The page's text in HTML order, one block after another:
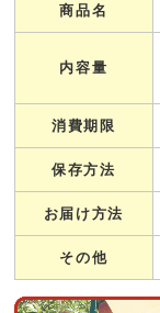
商品名
内容量
消費期限
保存方法
お届け方法
その他